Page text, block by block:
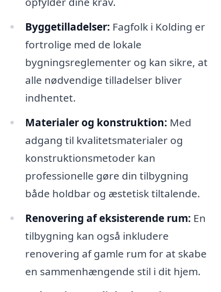
Byggetilladelser: Fagfolk i Kolding er
fortrolige med de lokale
bygningsreglementer og kan sikre, at
alle nødvendige tilladelser bliver
indhentet.
Materialer og konstruktion: Med
adgang til kvalitetsmaterialer og
konstruktionsmetoder kan
professionelle gøre din tilbygning
både holdbar og æstetisk tiltalende.
Renovering af eksisterende rum: En
tilbygning kan også inkludere
renovering af gamle rum for at skabe
en sammenhængende stil i dit hjem.